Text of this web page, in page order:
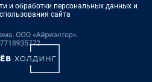
и обработки персональных данных и
сайта